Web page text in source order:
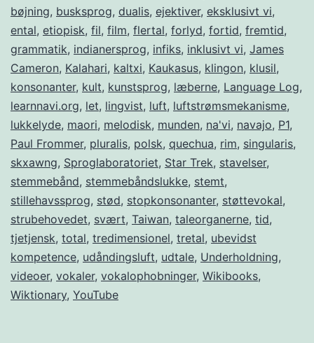
bøjning, busksprog, dualis, ejektiver, eksklusivt vi,
ental, etiopisk, fil, film, flertal, forlyd, fortid, fremtid,
grammatik, indianersprog, infiks, inklusivt vi, James
Cameron, Kalahari, kaltxi, Kaukasus, klingon, klusil,
konsonanter, kult, kunstsprog, læberne, Language Log,
learnnavi.org, let, lingvist, luft, luftstrømsmekanisme,
lukkelyde, maori, melodisk, munden, na'vi, navajo, P1,
Paul Frommer, pluralis, polsk, quechua, rim, singularis,
skxawng, Sproglaboratoriet, Star Trek, stavelser,
stemmebånd, stemmebåndslukke, stemt,
stillehavssprog, stød, stopkonsonanter, støttevokal,
strubehovedet, svært, Taiwan, taleorganerne, tid,
tjetjensk, total, tredimensionel, tretal, ubevidst
kompetence, udåndingsluft, udtale, Underholdning,
videoer, vokaler, vokalophobninger, Wikibooks,
Wiktionary, YouTube